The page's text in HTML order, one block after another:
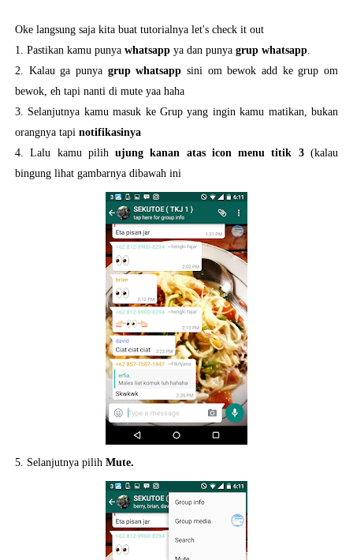
Oke langsung saja kita buat tutorialnya let's check it out
1. Pastikan kamu punya whatsapp ya dan punya grup whatsapp.
2. Kalau ga punya grup whatsapp sini om bewok add ke grup om
bewok, eh tapi nanti di mute yaa haha
3. Selanjutnya kamu masuk ke Grup yang ingin kamu matikan, bukan
orangnya tapi notifikasinya
4. Lalu kamu pilihujung kanan atas icon menu titik 3(kalau
bingung lihat gambarnya dibawah ini
5. Selanjutnya pilih Mute.